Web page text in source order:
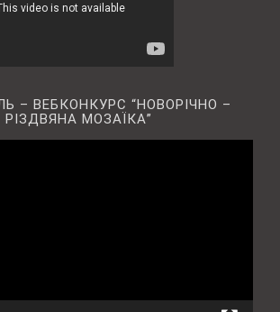
– ВЕБКОНКУРС “НОВОРІЧНО –
РІЗДВЯНА МОЗАЇКА”